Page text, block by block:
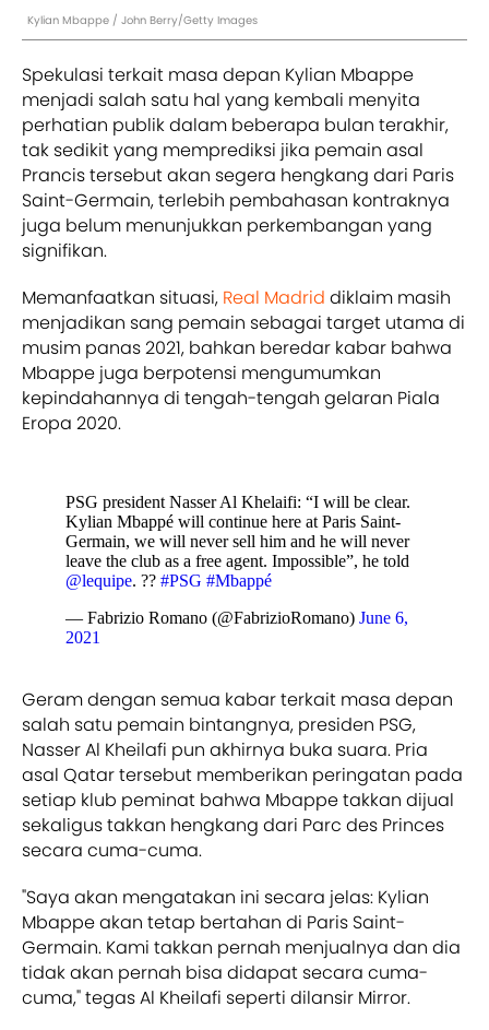
Kylian Mbappe / John Berry/Getty Images
Spekulasi terkait masa depan Kylian Mbappe
menjadi salah satu hal yang kembali menyita
perhatian publik dalam beberapa bulan terakhir,
tak sedikit yang memprediksi jika pemain asal
Prancis tersebut akan segera hengkang dari Paris
Saint-Germain, terlebih pembahasan kontraknya
juga belum menunjukkan perkembangan yang
signifikan.
Memanfaatkan situasi, Real Madrid diklaim masih
menjadikan sang pemain sebagai target utama di
musim panas 2021, bahkan beredar kabar bahwa
Mbappe juga berpotensi mengumumkan
kepindahannya di tengah-tengah gelaran Piala
Eropa 2020.
PSG president Nasser Al Khelaifi: “I will be clear.
Kylian Mbappé will continue here at Paris Saint-
Germain, we will never sell him and he will never
leave the club as a free agent. Impossible”, he told
@lequipe. ?? #PSG #Mbappé
— Fabrizio Romano (@FabrizioRomano) June 6,
2021
Geram dengan semua kabar terkait masa depan
salah satu pemain bintangnya, presiden PSG,
Nasser Al Kheilafi pun akhirnya buka suara. Pria
asal Qatar tersebut memberikan peringatan pada
setiap klub peminat bahwa Mbappe takkan dijual
sekaligus takkan hengkang dari Parc des Princes
secara cuma-cuma.
"Saya akan mengatakan ini secara jelas: Kylian
Mbappe akan tetap bertahan di Paris Saint-
Germain. Kami takkan pernah menjualnya dan dia
tidak akan pernah bisa didapat secara cuma-
cuma," tegas Al Kheilafi seperti dilansir Mirror.